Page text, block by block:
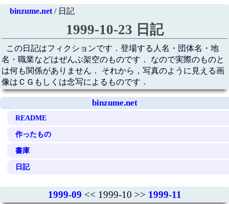
binzume.net/ 日記
1999-10-23 日記
この日記はフィクションです．登場する人名・団体名・地
名・職業などはぜんぶ架空のものです． なので実際のものと
は何も関係がありません． それから，写真のように見える画
像はＣＧもしくは念写によるものです．
binzume.net
README
作ったもの
書庫
日記
1999-09 << 1999-10 >> 1999-11